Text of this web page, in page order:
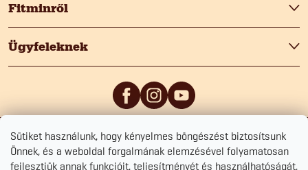
Sütiket használunk, hogy kényelmes böngészést biztosítsunk
Önnek, és a weboldal forgalmának elemzésével folyamatosan
fejlesztjük annak funkcióit, teljesítményét és használhatóságát.
é
c
Fitminről
Ügyfeleknek
0/5 5/5